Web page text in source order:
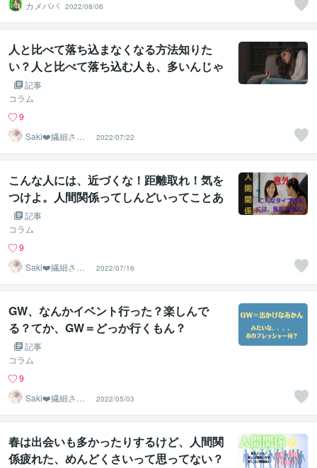
カメパパ 2022/08/06
人と比べて落ち込まなくなる方法知りた
い？人と比べて落ち込む人も、多いんじゃ
ない？
記事
コラム
9
Saki❤️繊細さん
のハッピーサポ
ーター
2022/07/22
こんな人には、近づくな！距離取れ！気を
つけよ。人間関係ってしんどいってことあ
るよなー。
記事
コラム
9
Saki❤️繊細さん
のハッピーサポ
ーター
2022/07/16
GW、なんかイベント行った？楽しんで
る？てか、GW＝どっか行くもん？
記事
コラム
9
Saki❤️繊細さん
のハッピーサポ
ーター
2022/05/03
春は出会いも多かったりするけど、人間関
係疲れた、めんどくさいって思ってない？